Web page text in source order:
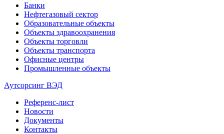
Банки
Нефтегазовый сектор
Образовательные объекты
Объекты здравоохранения
Объекты торговли
Объекты транспорта
Офисные центры
Промышленные объекты
Аутсорсинг ВЭД
Референс-лист
Новости
Документы
Контакты